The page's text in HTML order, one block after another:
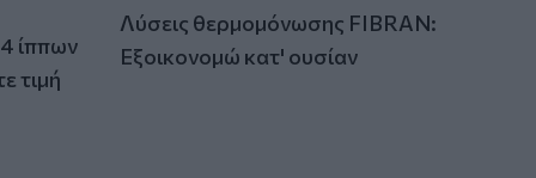
ίππων
τιμή
Λύσεις θερμομόνωσης FIBRAN:
Εξοικονομώ κατ' ουσίαν